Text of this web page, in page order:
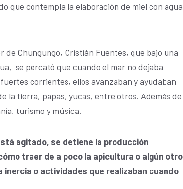
que contempla la elaboración de miel con agua
Chungungo, Cristián Fuentes, que bajo una
se percató que cuando el mar no dejaba
corrientes, ellos avanzaban y ayudaban
la tierra, papas, yucas, entre otros. Además de
turismo y música.
agitado, se detiene la producción
traer de a poco la apicultura o algún otro
inercia o actividades que realizaban cuando